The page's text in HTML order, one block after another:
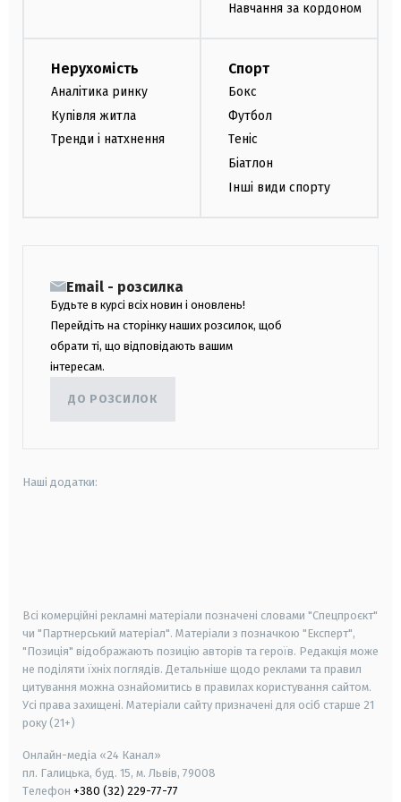
Навчання за кордоном
Нерухомість
Аналітика ринку
Купівля житла
Тренди і натхнення
Спорт
Бокс
Футбол
Теніс
Біатлон
Інші види спорту
Email - розсилка
Будьте в курсі всіх новин і оновлень!
Перейдіть на сторінку наших розсилок, щоб
обрати ті, що відповідають вашим
інтересам.
ДО РОЗСИЛОК
Наші додатки:
Всі комерційні рекламні матеріали позначені словами "Спецпроєкт"
чи "Партнерський матеріал". Матеріали з позначкою "Експерт",
"Позиція" відображають позицію авторів та героїв. Редакція може
не поділяти їхніх поглядів. Детальніше щодо реклами та правил
цитування можна ознайомитись в правилах користування сайтом.
Усі права захищені. Матеріали сайту призначені для осіб старше 21
року (21+)
Онлайн-медіа «24 Канал»
пл. Галицька, буд. 15, м. Львів, 79008
Телефон +380 (32) 229-77-77